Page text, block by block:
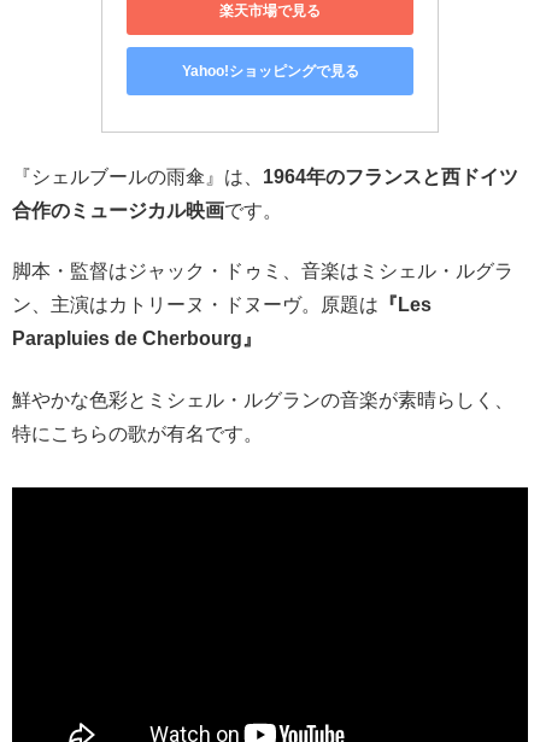
楽天市場で見る
Yahoo!ショッピングで見る
『シェルブールの雨傘』は、 1964年のフランスと西ドイツ
合作のミュージカル映画です。
脚本・監督はジャック・ドゥミ、音楽はミシェル・ルグラ
ン、主演はカトリーヌ・ドヌーヴ。原題は 『Les
Parapluies de Cherbourg』
鮮やかな色彩とミシェル・ルグランの音楽が素晴らしく、
特にこちらの歌が有名です。